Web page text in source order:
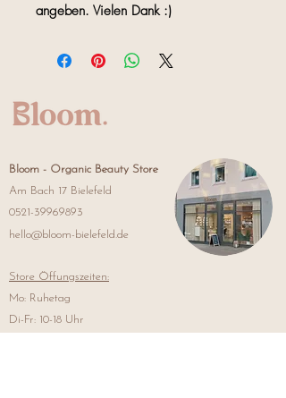
angeben. Vielen Dank :)
Bloom - Organic Beauty Store
Am Bach 17 Bielefeld
0521-39969893
hello@bloom-bielefeld.de
Store Öffungszeiten:
Mo: Ruhetag
Di-Fr: 10-18 Uhr